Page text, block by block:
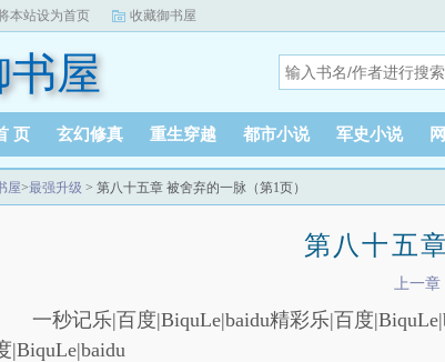
本站设为首页 收藏御书屋
书屋
页 玄幻修真 重生穿越 都市小说 军史小说
屋>最强升级 > 第八十五章 被舍弃的一脉（第1页）
第八十五
上一章
一秒记乐|百度|BiquLe|baidu精彩乐|百度
|BiquLe|baidu